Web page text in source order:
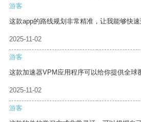
游客
这款app的路线规划非常精准，让我能够快速
2025-11-02
游客
这款加速器VPM应用程序可以给你提供全球
2025-11-02
游客